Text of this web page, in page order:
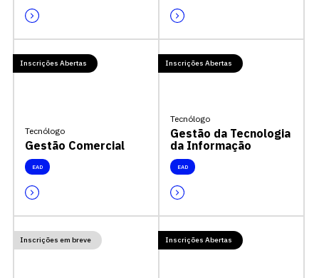
Inscrições Abertas
Tecnólogo
Gestão Comercial
EAD
Inscrições Abertas
Tecnólogo
Gestão da Tecnologia
da Informação
EAD
Inscrições em breve Inscrições Abertas